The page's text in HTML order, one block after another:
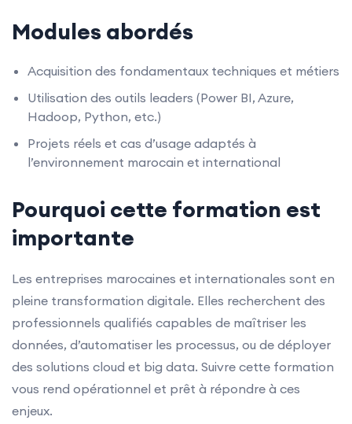
Modules abordés
Acquisition des fondamentaux techniques et métiers
Utilisation des outils leaders (Power BI, Azure,
Hadoop, Python, etc.)
Projets réels et cas d’usage adaptés à
l’environnement marocain et international
Pourquoi cette formation est
importante
Les entreprises marocaines et internationales sont en
pleine transformation digitale. Elles recherchent des
professionnels qualifiés capables de maîtriser les
données, d’automatiser les processus, ou de déployer
des solutions cloud et big data. Suivre cette formation
vous rend opérationnel et prêt à répondre à ces
enjeux.